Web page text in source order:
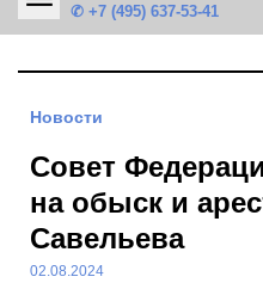
✆ +7 (495) 637-53-41
Новости
Совет
на обыск и
Савельева
02.08.2024